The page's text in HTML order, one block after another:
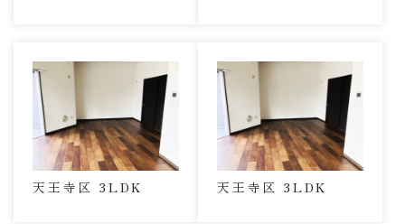
天王寺区 3LDK 天王寺区 3LDK